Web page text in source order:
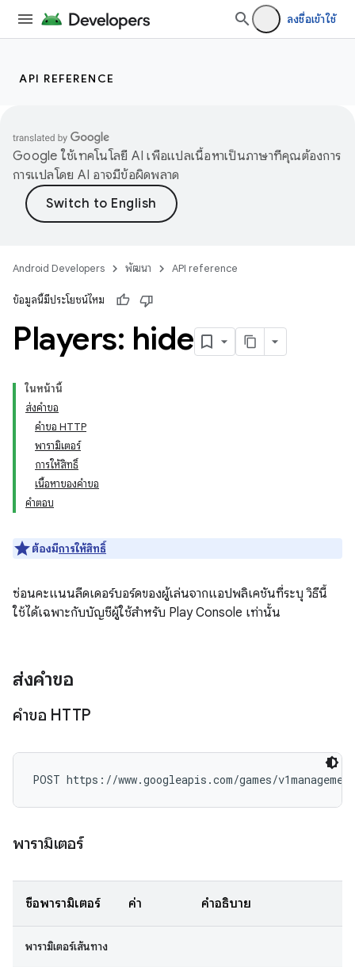
ลงชื่อเข้าใช้
API REFERENCE
Google ใช้เทคโนโลยี AI เพื่อแปลเนื้อหาเป็นภาษาที่คุณต้องการ
การแปลโดย AI อาจมีข้อผิดพลาด
Android Developers พัฒนา API reference
ข้อมูลนี้มีประโยชน์ไหม
Players: hide
ในหน้านี้
ส่งคำขอ
คำขอ HTTP
พารามิเตอร์
การให้สิทธิ์
เนื้อหาของคำขอ
คำตอบ
ต้องมีการให้สิทธิ์
ซ่อนคะแนนลีดเดอร์บอร์ดของผู้เล่นจากแอปพลิเคชันที่ระบุ วิธีนี้
ใช้ได้เฉพาะกับบัญชีผู้ใช้สำหรับ Play Console เท่านั้น
ส่งคำขอ
คำขอ HTTP
POST https://www.googleapis.com/games/
พารามิเตอร์
ชื่อพารามิเตอร์ ค่า คำอธิบาย
พารามิเตอร์เส้นทาง